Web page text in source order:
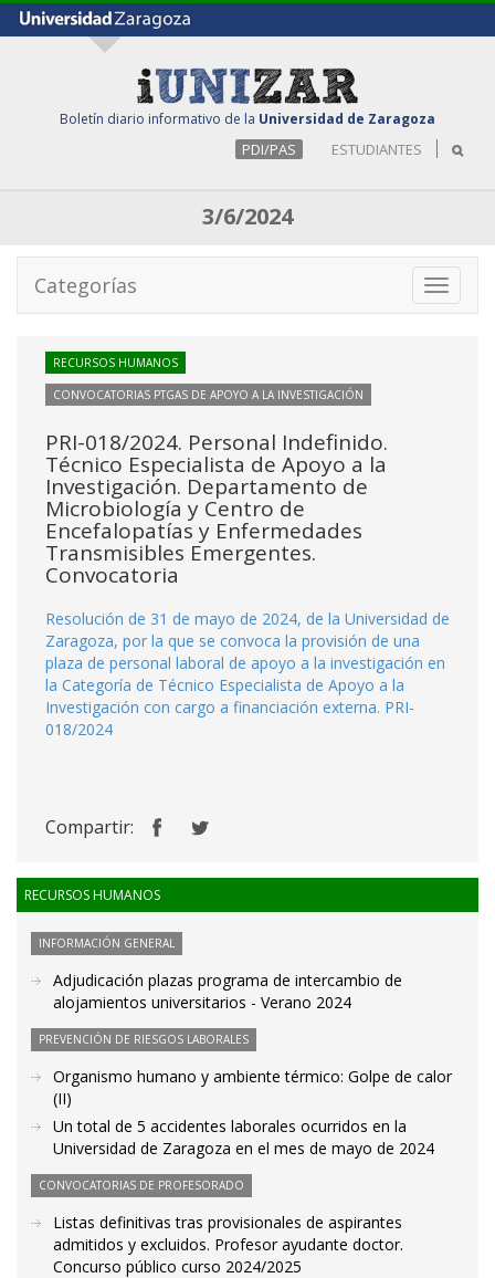
Boletín diario informativo de la Universidad de Zaragoza
PDI/PAS ESTUDIANTES
3/6/2024
Toggle
Categorías
RECURSOS HUMANOS
CONVOCATORIAS PTGAS DE APOYO A LA INVESTIGACIÓN
PRI-018/2024. Personal Indefinido.
Técnico Especialista de Apoyo a la
Investigación. Departamento de
Microbiología y Centro de
Encefalopatías y Enfermedades
Transmisibles Emergentes.
Convocatoria
Resolución de 31 de mayo de 2024, de la Universidad de
Zaragoza, por la que se convoca la provisión de una
plaza de personal laboral de apoyo a la investigación en
la Categoría de Técnico Especialista de Apoyo a la
Investigación con cargo a financiación externa. PRI-
018/2024
Compartir:
RECURSOS HUMANOS
INFORMACIÓN GENERAL
Adjudicación plazas programa de intercambio de
alojamientos universitarios - Verano 2024
PREVENCIÓN DE RIESGOS LABORALES
Organismo humano y ambiente térmico: Golpe de calor
(II)
Un total de 5 accidentes laborales ocurridos en la
Universidad de Zaragoza en el mes de mayo de 2024
CONVOCATORIAS DE PROFESORADO
Listas definitivas tras provisionales de aspirantes
admitidos y excluidos. Profesor ayudante doctor.
Concurso público curso 2024/2025